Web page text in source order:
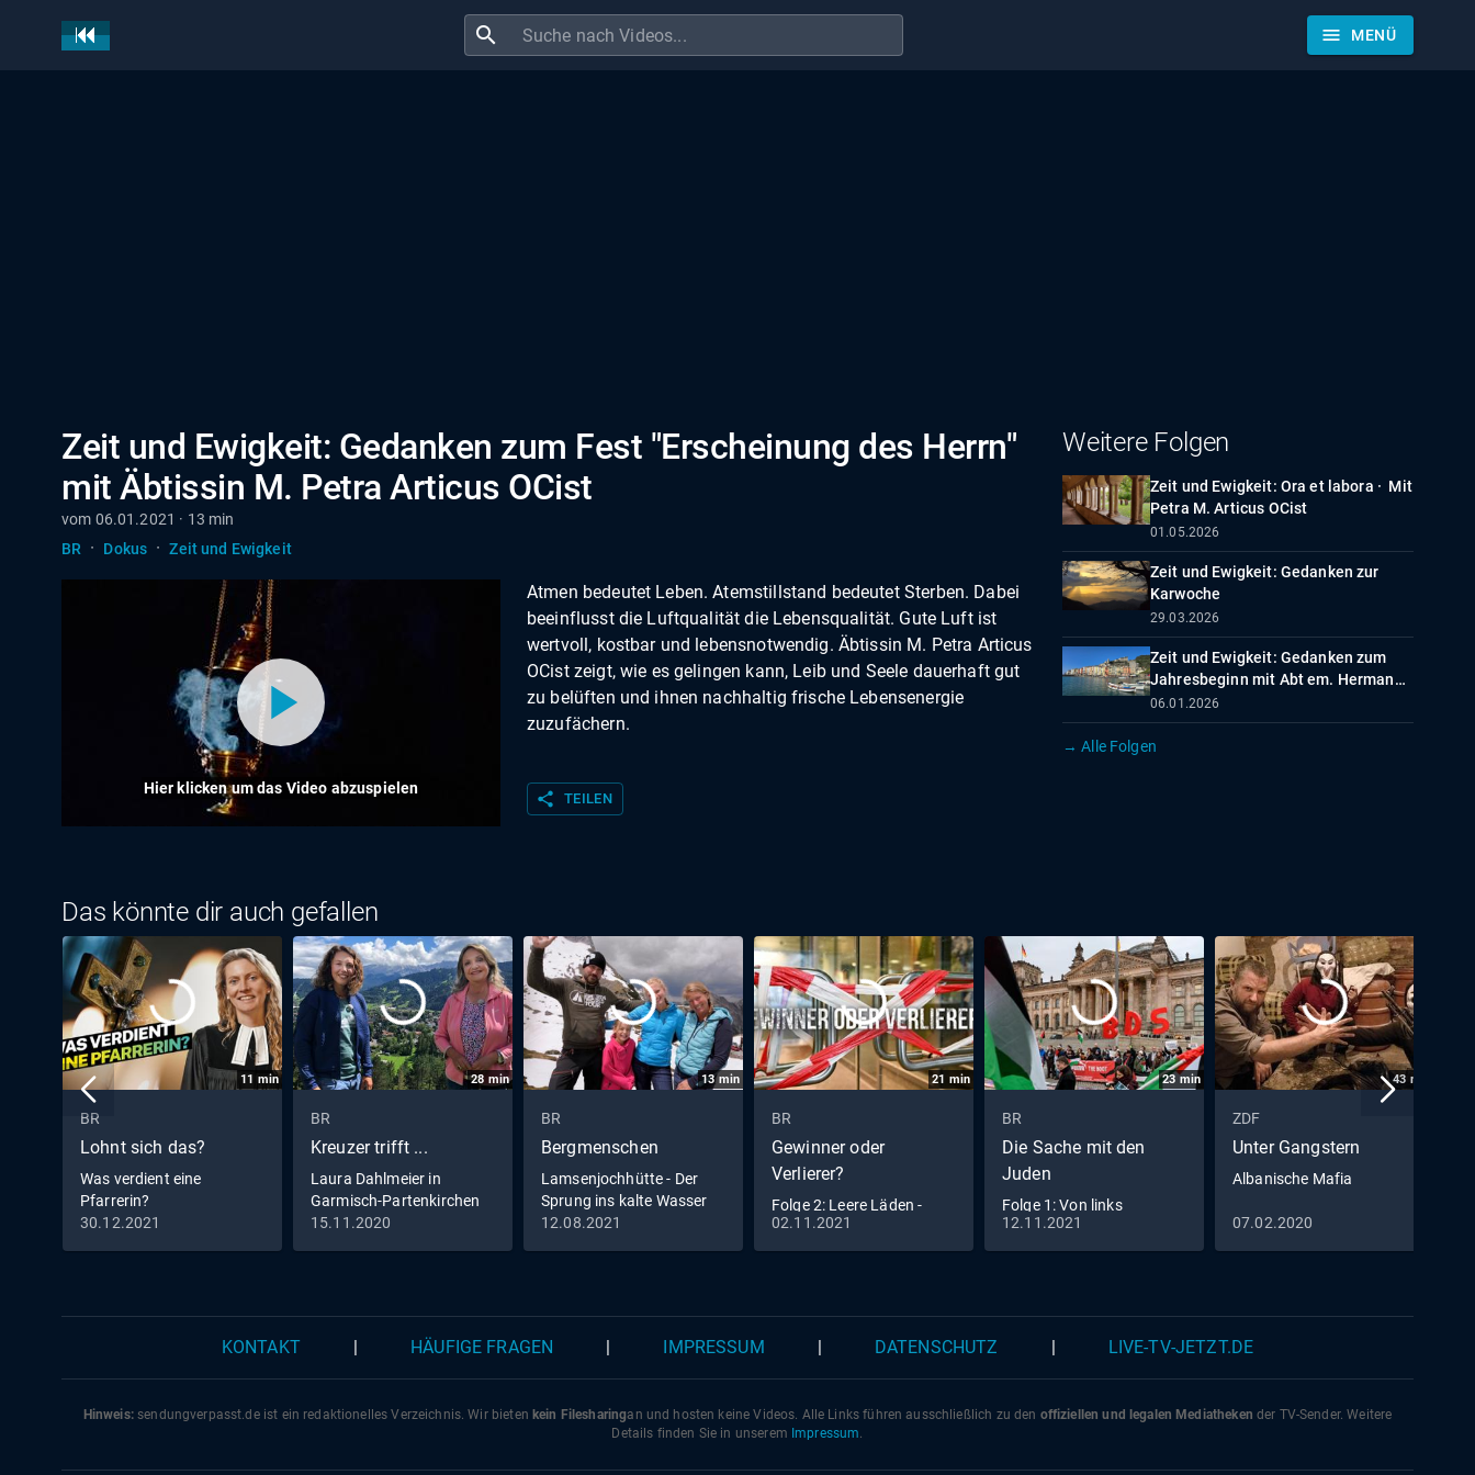
search menu MENÜ
Zeit und Ewigkeit: Gedanken zum Fest "Erscheinung des Herrn"
mit Äbtissin M. Petra Articus OCist
vom 06.01.2021 · 13 min
BR
· Dokus · Zeit und Ewigkeit
Hier klicken um das Video abzuspielen
Atmen bedeutet Leben. Atemstillstand bedeutet Sterben. Dabei
beeinflusst die Luftqualität die Lebensqualität. Gute Luft ist
wertvoll, kostbar und lebensnotwendig. Äbtissin M. Petra Articus
OCist zeigt, wie es gelingen kann, Leib und Seele dauerhaft gut
zu belüften und ihnen nachhaltig frische Lebensenergie
zuzufächern.
share TEILEN
Weitere Folgen
Zeit und Ewigkeit: Ora et labora · Mit
Petra M. Articus OCist
01.05.2026
Zeit und Ewigkeit: Gedanken zur
Karwoche
29.03.2026
Zeit und Ewigkeit: Gedanken zum
Jahresbeginn mit Abt em. Hermann
Josef Kugler OPraem
06.01.2026
→ Alle Folgen
Das könnte dir auch gefallen
11 min
BR
Lohnt sich das?
Was verdient eine
Pfarrerin?
30.12.2021
28 min
BR
Kreuzer trifft ...
Laura Dahlmeier in
Garmisch-Partenkirchen
15.11.2020
13min
BR
Bergmenschen
Lamsenjochhütte - Der
Sprung ins kalte Wasser
(S06/E01)
12.08.2021
21 min
BR
Gewinner oder
Verlierer?
Folge 2: Leere Läden -
neue Chancen (S01/E02)
02.11.2021
23 min
BR
Die Sache mit den
Juden
Folge 1: Von links
(S01/E01)
12.11.2021
43 min
ZDF
Unter Gangstern
Albanische Mafia
07.02.2020
KONTAKT HÄUFIGE FRAGEN IMPRESSUM DATENSCHUTZ LIVE-TV-JETZT.DE
Hinweis:sendungverpasst.deist ein redaktionelles Verzeichnis. Wir bieten kein Filesharingan und hosten keine Videos. Alle Links führen ausschließlich zu den offiziellen und legalen Mediatheken der TV-Sender. Weitere
Details finden Sie in unserem Impressum.